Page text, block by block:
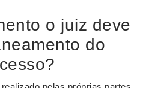
o juiz deve
do